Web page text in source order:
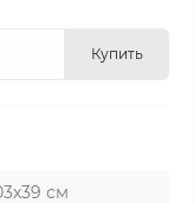
Купить
см